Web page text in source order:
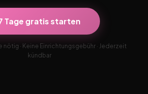
Tage gratis starten
nötig · Keine Einrichtungsgebühr · Jederzeit
kündbar